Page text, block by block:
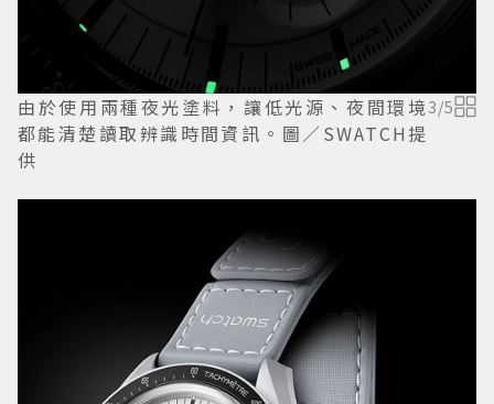
由於使用兩種夜光塗料，讓低光源、夜間環境
都能清楚讀取辨識時間資訊。圖／SWATCH提
供
3/5